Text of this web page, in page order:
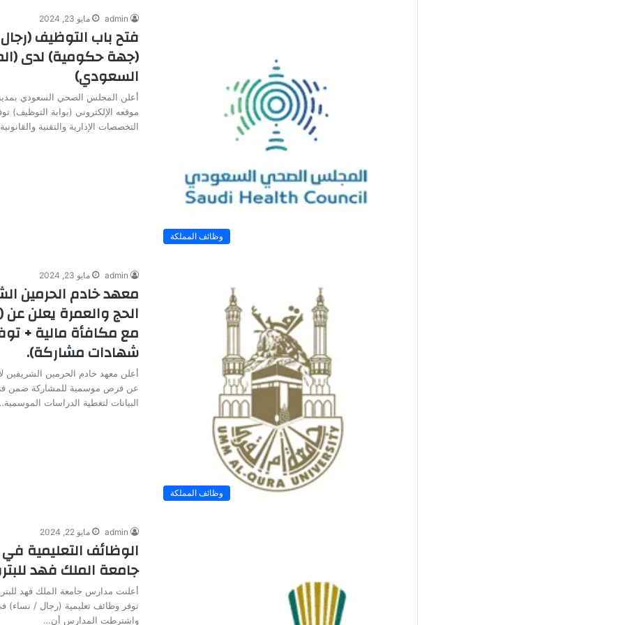
وظائف المملكة
admin مايو 23, 2024
فتح باب التوظيف
(جهة حكومية) لدى
السعودي)
أعلن المجلس الصحي السعودي
موقعه الإلكتروني (بوابة التوظيف)
التخصصات الإدارية والتقنية
وظائف المملكة
admin مايو 23, 2024
معهد خادم الحرمين
الحج والعمرة يعلن
مع مكافأة مالية +
شهادات مشاركة).
أعلن معهد خادم الحرمين الشريفين
عن فرص موسمية للمشاركة ضمن
البيانات لتغطية الدراسات
admin مايو 22, 2024
الوظائف التعليمية
جامعة الملك فهد
أعلنت مدارس جامعة الملك فهد
توفر وظائف تعليمية (رجال / نساء)
واشترطت المدارس أن…